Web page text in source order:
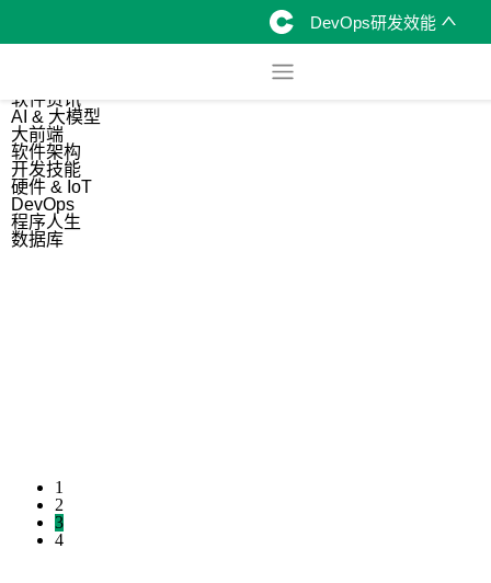
DevOps研发效能
软件资讯
AI & 大模型
大前端
软件架构
开发技能
硬件 & IoT
DevOps
程序人生
数据库
1
2
3
4